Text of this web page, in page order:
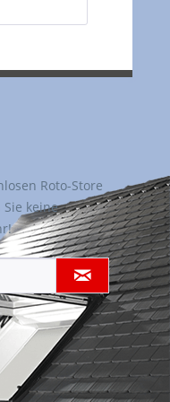
Roto-Store
keine